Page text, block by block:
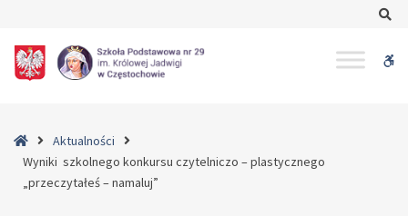
szkolnego
konkursu
plastycznego
„przeczytałeś
HomeAktualności
Wyniki szkolnego konkursu czytelniczo – plastycznego
„przeczytałeś – namaluj”